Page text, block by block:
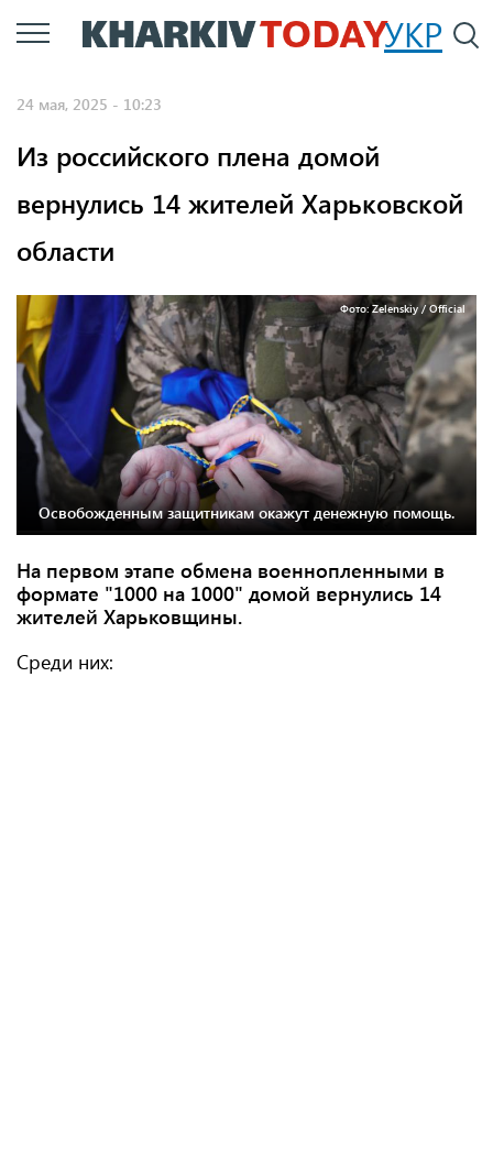
Перейти
к
УКР
24 мая, 2025 - 10:23
Из российского плена домой
вернулись 14 жителей Харьковской
области
Фото: Zelenskiy / Official
Освобожденным защитникам окажут денежную помощь.
На первом этапе обмена военнопленными в
формате "1000 на 1000" домой вернулись 14
жителей Харьковщины.
Среди них: